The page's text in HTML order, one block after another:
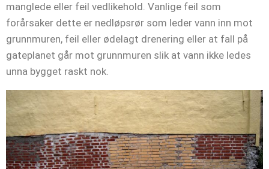
manglede eller feil vedlikehold. Vanlige feil som
forårsaker dette er nedløpsrør som leder vann inn mot
grunnmuren, feil eller ødelagt drenering eller at fall på
gateplanet går mot grunnmuren slik at vann ikke ledes
unna bygget raskt nok.